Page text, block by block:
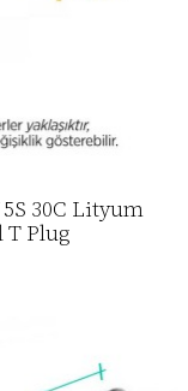
30C Lityum
T Plug